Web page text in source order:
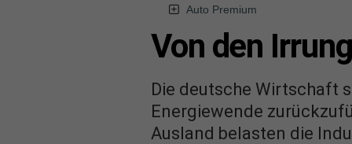
Auto Premium
Von den
Die deutsche Wirtschaft
Energiewende
Ausland belasten die